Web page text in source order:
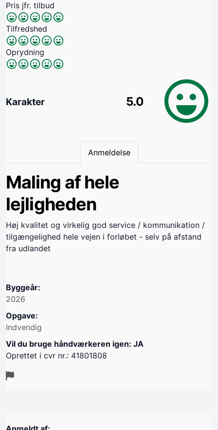
Pris jfr. tilbud
Tilfredshed
Oprydning
Karakter 5.0
Anmeldelse
Maling af hele
lejligheden
Høj kvalitet og virkelig god service / kommunikation /
tilgængelighed hele vejen i forløbet - selv på afstand
fra udlandet
Byggeår:
2026
Opgave:
Indvendig
Vil du bruge håndværkeren igen: JA
Oprettet i cvr nr.: 41801808